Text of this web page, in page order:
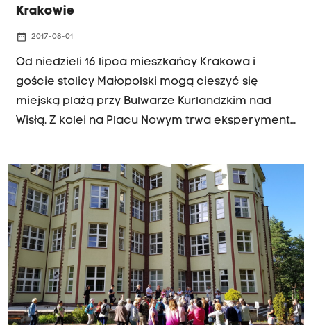
Krakowie
date_range 2017-08-01
Od niedzieli 16 lipca mieszkańcy Krakowa i
goście stolicy Małopolski mogą cieszyć się
miejską plażą przy Bulwarze Kurlandzkim nad
Wisłą. Z kolei na Placu Nowym trwa eksperyment
samochodowy. Trwa remont Parku Krakowskiego
ale równocześnie w różnych częściach miasta
projektowane są tzw. parki kieszonkowe. Jak
powinien wyglądać w stolicy Małopolski rozwój
rekreacyjnej przestrzeni publicznej i terenów
zielonych? W trakcie kolejnej letniej debaty w
Radiu Kraków 19 lipca dyskutowali o tym goście
Mariusza Bartkowicza: Piotr Kempf - dyrektor